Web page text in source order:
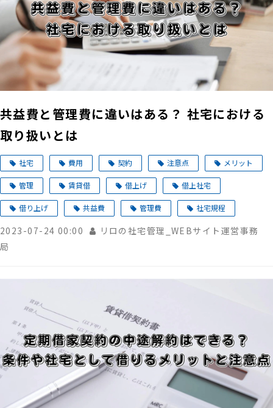
共益費と管理費に違いはある？ 社宅における
取り扱いとは
社宅 費用 契約 注意点 メリット
管理 賃貸借 借上げ 借上社宅
借り上げ 共益費 管理費 社宅規程
2023-07-24 00:00
リロの社宅管理_WEBサイト運営事務
局